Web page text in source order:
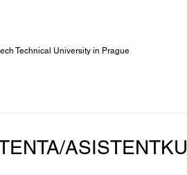
Technical University in Prague
ASISTENTKU